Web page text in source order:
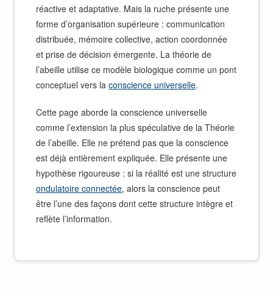
réactive et adaptative. Mais la ruche présente une
forme d’organisation supérieure : communication
distribuée, mémoire collective, action coordonnée
et prise de décision émergente. La théorie de
l’abeille utilise ce modèle biologique comme un pont
conceptuel vers laconscience universelle.
Cette page aborde la conscience universelle
comme l’extension la plus spéculative de la Théorie
de l’abeille. Elle ne prétend pas que la conscience
est déjà entièrement expliquée. Elle présente une
hypothèse rigoureuse : si la réalité est une structure
ondulatoire connectée, alors la conscience peut
être l’une des façons dont cette structure intègre et
reflète l’information.